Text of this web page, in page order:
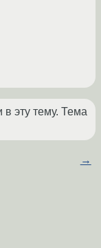
эту тему. Тема
→